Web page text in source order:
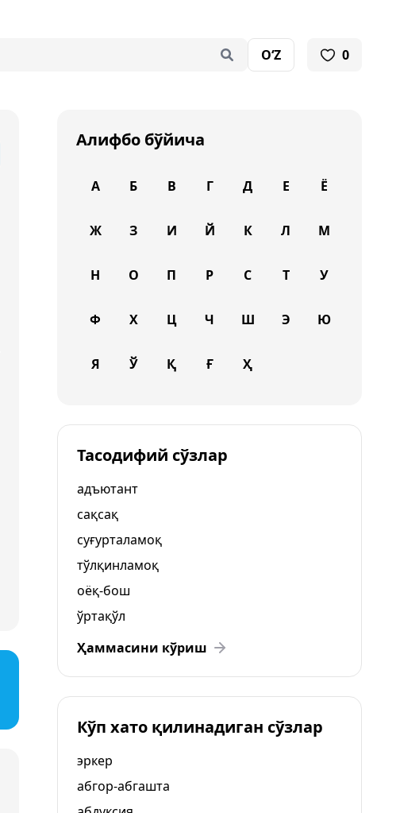
O‘Z 0
Алифбо бўйича
А Б В Г Д Е Ё
Ж З И Й К Л М
Н О П Р С Т У
Ф Х Ц Ч Ш Э Ю
Я Ў Қ Ғ Ҳ
Тасодифий сўзлар
адъютант
сақсақ
суғурталамоқ
тўлқинламоқ
оёқ-бош
ўртақўл
Ҳаммасини кўриш
Кўп хато қилинадиган сўзлар
эркер
абгор-абгашта